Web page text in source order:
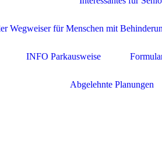
Wegweiser für Menschen mit
INFO Parkausweise
Abgelehnte Planungen